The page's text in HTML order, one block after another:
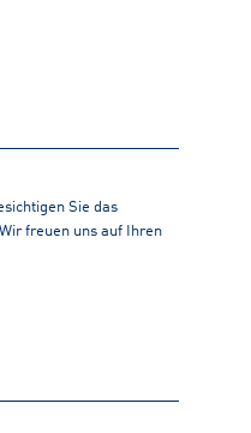
Sie das
freuen uns auf Ihren